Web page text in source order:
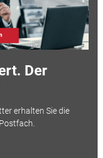
Der
erhalten Sie die